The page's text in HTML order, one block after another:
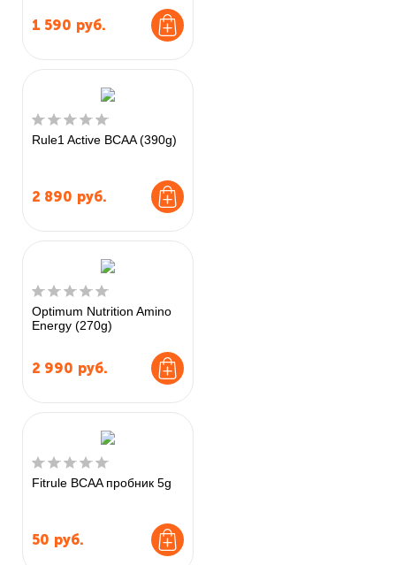
1 590 руб.
Rule1 Active BCAA (390g)
2 890 руб.
Optimum Nutrition Amino
Energy (270g)
2 990 руб.
Fitrule BCAA пробник 5g
50 руб.